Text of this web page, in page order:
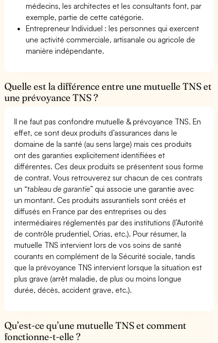
médecins, les architectes et les consultants font, par
exemple, partie de cette catégorie.
Entrepreneur Individuel : les personnes qui exercent
une activité commerciale, artisanale ou agricole de
manière indépendante.
Quelle est la différence entre une mutuelle TNS et
une prévoyance TNS ?
Il ne faut pas confondre mutuelle & prévoyance TNS. En
effet, ce sont deux produits d’assurances dans le
domaine de la santé (au sens large) mais ces produits
ont des garanties explicitement identifiées et
différentes. Ces deux produits se présentent sous forme
de contrat. Vous retrouverez sur chacun de ces contrats
un “tableau de garantie” qui associe une garantie avec
un montant. Ces produits assurantiels sont créés et
diffusés en France par des entreprises ou des
intermédiaires réglementés par des institutions (l’Autorité
de contrôle prudentiel, Orias, etc.). Pour résumer, la
mutuelle TNS intervient lors de vos soins de santé
courants en complément de la Sécurité sociale, tandis
que la prévoyance TNS intervient lorsque la situation est
plus grave (arrêt maladie, de plus ou moins longue
durée, décès, accident grave, etc.).
Qu’est-ce qu’une mutuelle TNS et comment
fonctionne-t-elle ?